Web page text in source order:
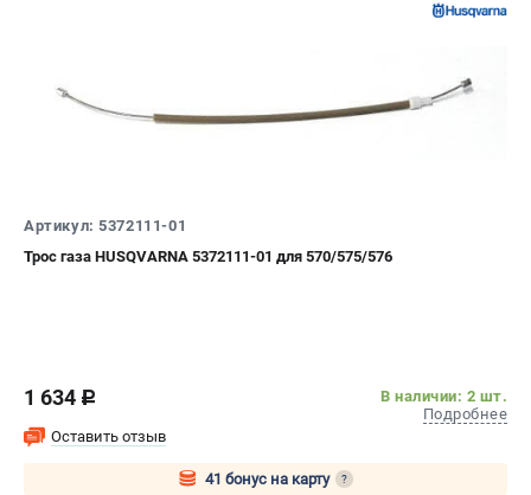
Артикул: 5372111-01
Трос газа HUSQVARNA 5372111-01 для 570/575/576
1 634 c
В наличии: 2 шт.
Подробнее
Оставить отзыв
41 бонус на карту ?